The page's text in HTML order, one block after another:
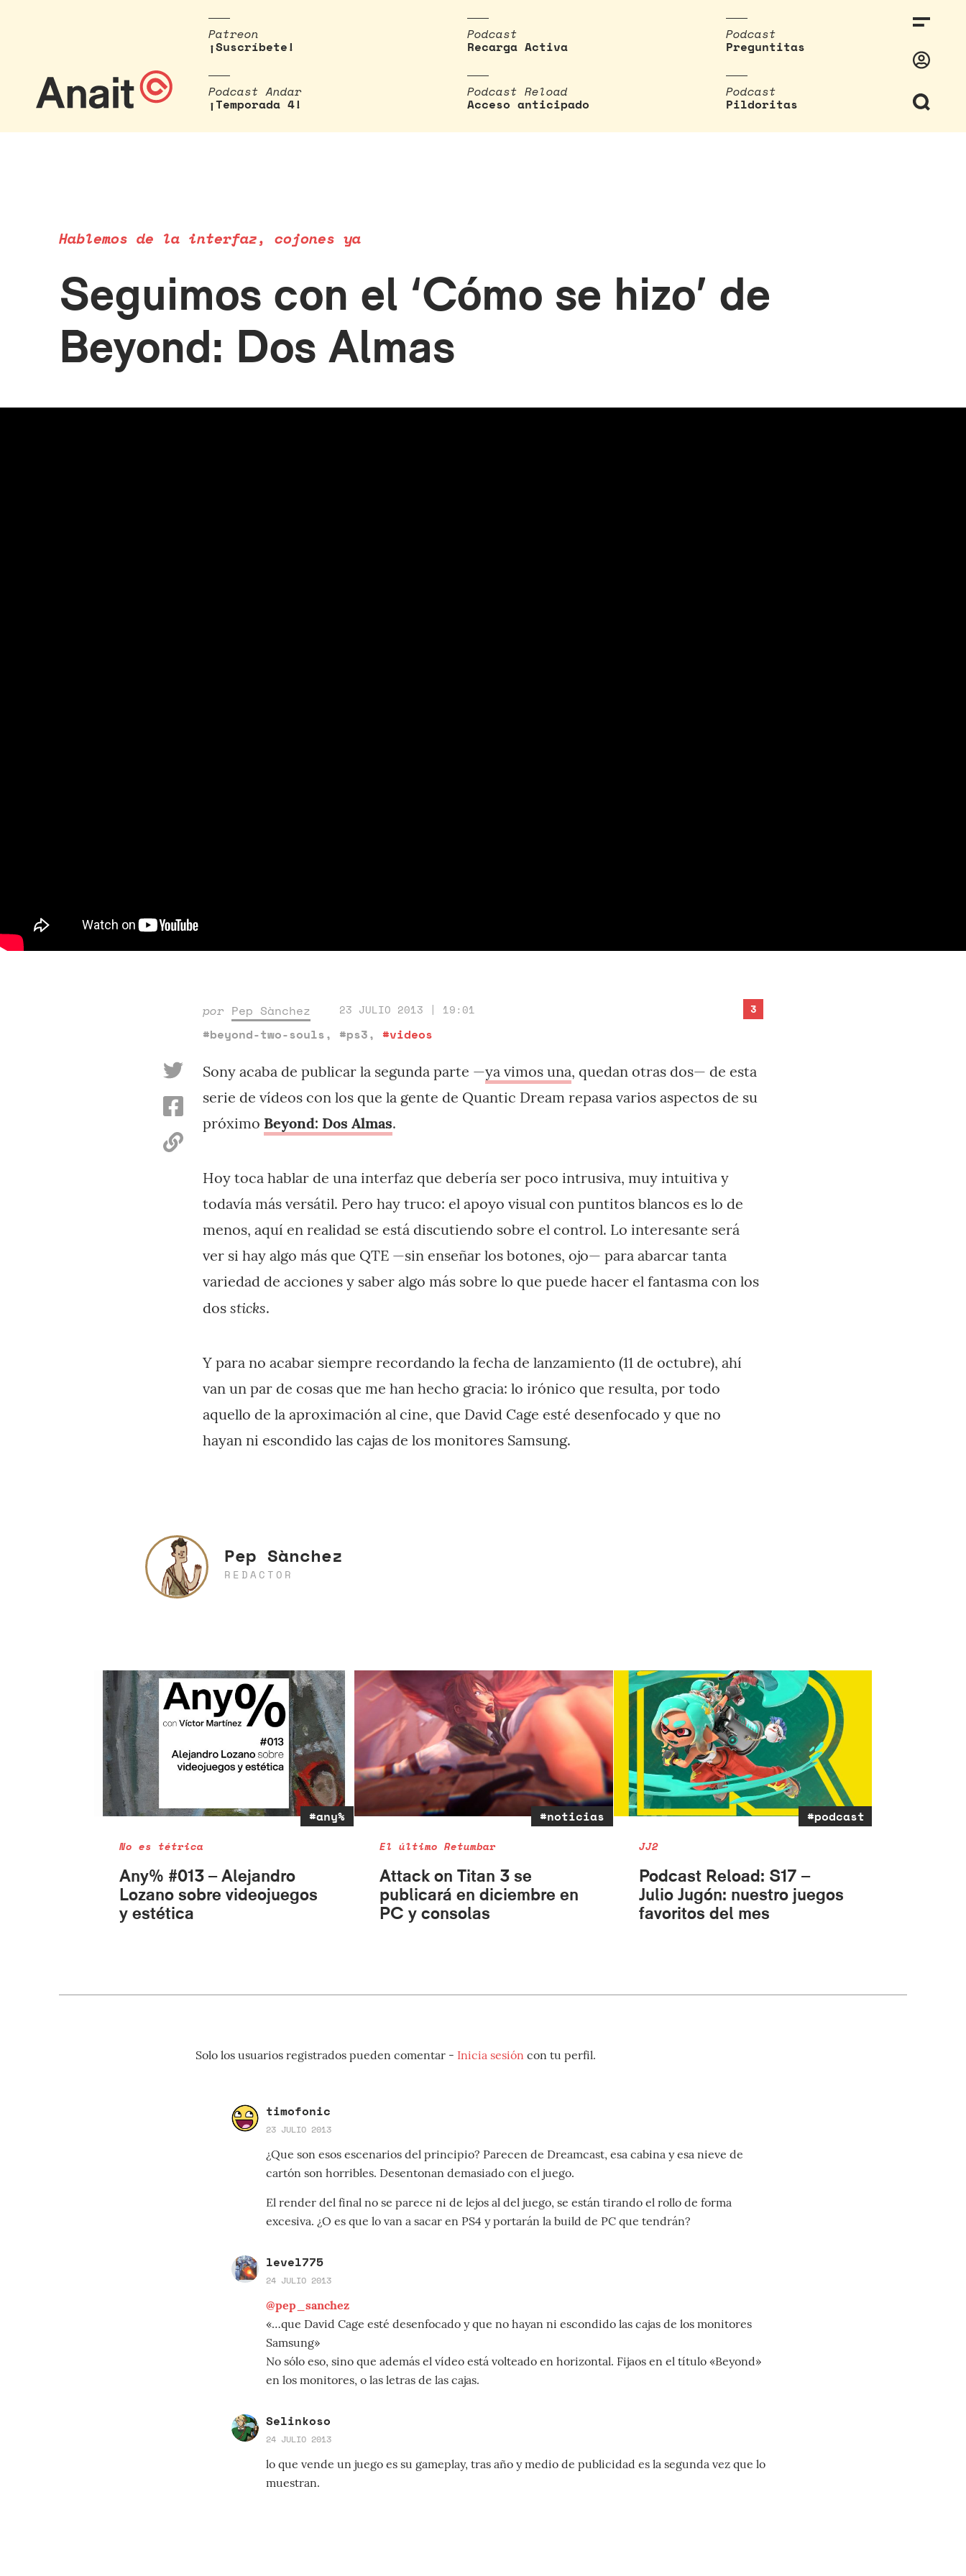
Patreon
¡Suscríbete!
Podcast
Recarga Activa
Podcast
Preguntitas
Podcast Andar
¡Temporada 4!
Podcast Reload
Acceso anticipado
Podcast
Pildoritas
Hablemos de la interfaz, cojones ya
Seguimos con el ‘Cómo se hizo’ de
Beyond: Dos Almas
por Pep Sànchez 23 JULIO 2013 | 19:01
#beyond-two-souls, #ps3, #videos
3
Sony acaba de publicar la segunda parte —ya vimos una, quedan otras dos— de esta
serie de vídeos con los que la gente de Quantic Dream repasa varios aspectos de su
próximo Beyond: Dos Almas.
Hoy toca hablar de una interfaz que debería ser poco intrusiva, muy intuitiva y
todavía más versátil. Pero hay truco: el apoyo visual con puntitos blancos es lo de
menos, aquí en realidad se está discutiendo sobre el control. Lo interesante será
ver si hay algo más que QTE —sin enseñar los botones, ojo— para abarcar tanta
variedad de acciones y saber algo más sobre lo que puede hacer el fantasma con los
dos sticks.
Y para no acabar siempre recordando la fecha de lanzamiento (11 de octubre), ahí
van un par de cosas que me han hecho gracia: lo irónico que resulta, por todo
aquello de la aproximación al cine, que David Cage esté desenfocado y que no
hayan ni escondido las cajas de los monitores Samsung.
Pep Sànchez
REDACTOR
#any%
No es tétrica
Any% #013 – Alejandro
Lozano sobre videojuegos
y estética
#noticias
El último Retumbar
Attack on Titan 3 se
publicará en diciembre en
PC y consolas
#podcast
JJ2
Podcast Reload: S17 –
Julio Jugón: nuestro juegos
favoritos del mes
Solo los usuarios registrados pueden comentar - Inicia sesión con tu perfil.
timofonic
23 JULIO 2013
¿Que son esos escenarios del principio? Parecen de Dreamcast, esa cabina y esa nieve de
cartón son horribles. Desentonan demasiado con el juego.
El render del final no se parece ni de lejos al del juego, se están tirando el rollo de forma
excesiva. ¿O es que lo van a sacar en PS4 y portarán la build de PC que tendrán?
level775
24 JULIO 2013
@pep_sanchez
«…que David Cage esté desenfocado y que no hayan ni escondido las cajas de los monitores
Samsung»
No sólo eso, sino que además el vídeo está volteado en horizontal. Fijaos en el título «Beyond»
en los monitores, o las letras de las cajas.
Selinkoso
24 JULIO 2013
lo que vende un juego es su gameplay, tras año y medio de publicidad es la segunda vez que lo
muestran.